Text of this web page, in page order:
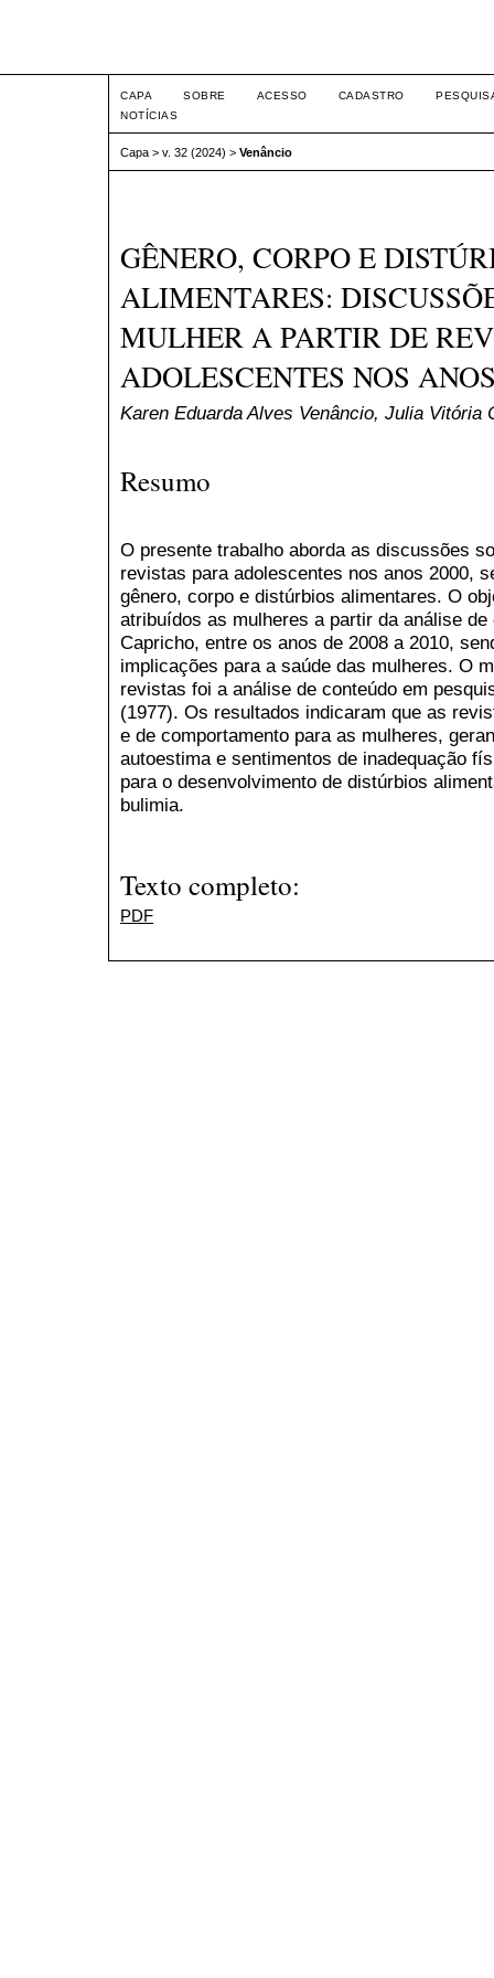
CAPA SOBRE ACESSO CADASTRO
NOTÍCIAS
Capa > v. 32 (2024) > Venâncio
GÊNERO, CORPO E
ALIMENTARES:
MULHER A PARTIR DE
ADOLESCENTES NOS
Karen Eduarda Alves Venâncio, Julia Vitória
Resumo
O presente trabalho aborda as discussões
revistas para adolescentes nos anos 2000,
gênero, corpo e distúrbios alimentares. O
atribuídos as mulheres a partir da análise
Capricho, entre os anos de 2008 a 2010,
implicações para a saúde das mulheres. O
revistas foi a análise de conteúdo em
(1977). Os resultados indicaram que as
e de comportamento para as mulheres,
autoestima e sentimentos de inadequação
para o desenvolvimento de distúrbios
bulimia.
Texto completo:
PDF